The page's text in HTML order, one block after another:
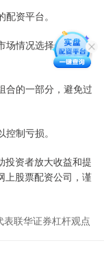
资平台。
场情况选择合适的杠
合的一部分，避免过
制亏损。
投资者放大收益和提
上股票配资公司，谨
联华证券杠杆观点